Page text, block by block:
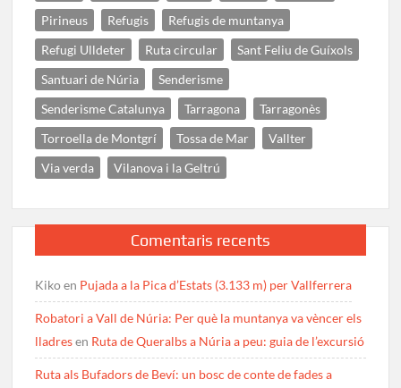
Pirineus
Refugis
Refugis de muntanya
Refugi Ulldeter
Ruta circular
Sant Feliu de Guíxols
Santuari de Núria
Senderisme
Senderisme Catalunya
Tarragona
Tarragonès
Torroella de Montgrí
Tossa de Mar
Vallter
Via verda
Vilanova i la Geltrú
Comentaris recents
Kikoen Pujada a la Pica d’Estats (3.133 m) per Vallferrera
Robatori a Vall de Núria: Per què la muntanya va vèncer els
lladresen Ruta de Queralbs a Núria a peu: guia de l’excursió
Ruta als Bufadors de Beví: un bosc de conte de fades a